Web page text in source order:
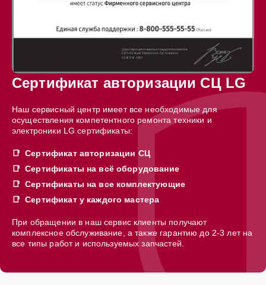
Сертификат авторизации СЦ LG
Наш сервисный центр имеет все необходимые для
осуществления компетентного ремонта техники и
электроники LG сертификаты:
Сертификат авторизации СЦ
Сертификаты на всё оборудование
Сертификаты на все комплектующие
Сертификат у каждого мастера
При обращении в наш сервис клиенты получают
комплексное обслуживание, а также гарантию до 2-3 лет на
все типы работ и используемых запчастей.